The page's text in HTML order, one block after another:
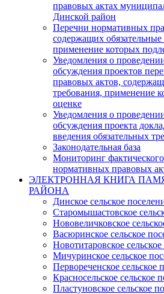
правовых актах
Динской район
Перечни нормативных
содержащих обязательные
применение которых
Уведомления о
обсуждения проектов
правовых актов,
требования, применение
оценке
Уведомления о
обсуждения проекта
введения обязательных
Законодательная база
Мониторинг
нормативных правовых
ЭЛЕКТРОННАЯ КНИГА
РАЙОНА
Динское сельское
Старомышастовское
Нововеличковское
Васюринское сельское
Новотитаровское
Мичуринское сельское
Первореченское сельское
Красносельское сельское
Пластуновское сельское